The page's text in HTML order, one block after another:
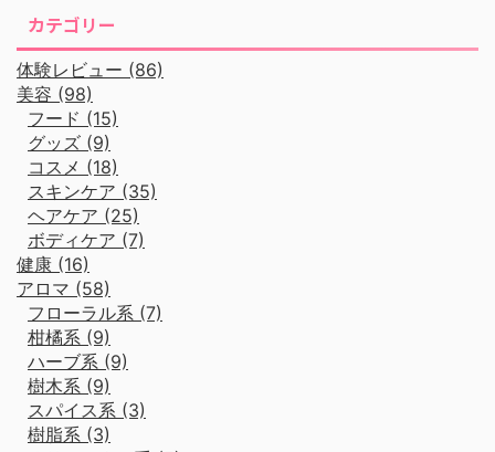
カテゴリー
体験レビュー (86)
美容 (98)
フード (15)
グッズ (9)
コスメ (18)
スキンケア (35)
ヘアケア (25)
ボディケア (7)
健康 (16)
アロマ (58)
フローラル系 (7)
柑橘系 (9)
ハーブ系 (9)
樹木系 (9)
スパイス系 (3)
樹脂系 (3)